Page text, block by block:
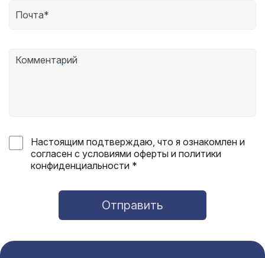
Настоящим подтверждаю, что я ознакомлен и
согласен с условиями оферты и политики
конфиденциальности *
Отправить